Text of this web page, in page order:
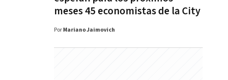
meses 45 economistas de la City
Por Mariano Jaimovich